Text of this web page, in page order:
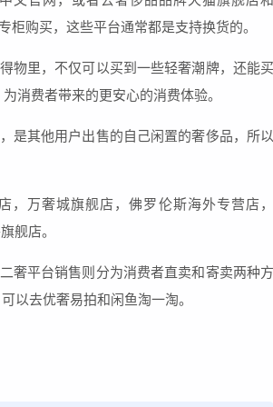
购买，这些平台通常都是支持换货的。
物里，不仅可以买到一些轻奢潮牌，还能买
消费者带来的更安心的消费体验。
是其他用户出售的自己闲置的奢侈品，所以
万奢城旗舰店，佛罗伦斯海外专营店，
舰店。
奢平台销售则分为消费者直卖和寄卖两种方
以去优奢易拍和闲鱼淘一淘。